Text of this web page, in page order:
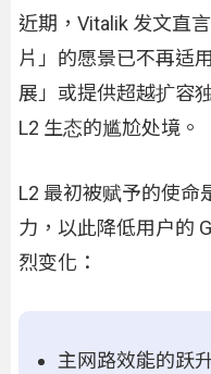
近期，Vitalik 发文直
片」的愿景已不再适
展」或提供超越扩容
L2 生态的尴尬处境。
L2 最初被赋予的使命
力，以此降低用户的
烈变化：
主网路效能的跃